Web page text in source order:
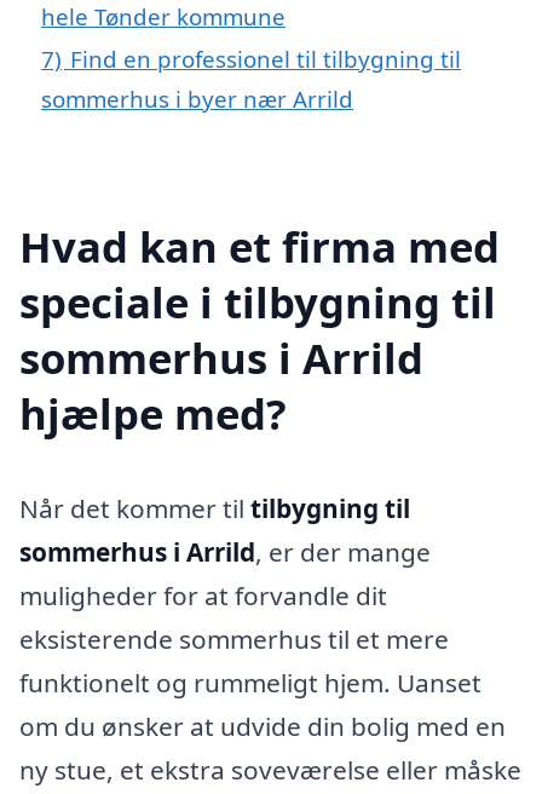
hele Tønder kommune
7) Find en professionel til tilbygning til
sommerhus i byer nær Arrild
Hvad kan et firma med
speciale i tilbygning til
sommerhus i Arrild
hjælpe med?
Når det kommer til tilbygning til
sommerhus i Arrild, er der mange
muligheder for at forvandle dit
eksisterende sommerhus til et mere
funktionelt og rummeligt hjem. Uanset
om du ønsker at udvide din bolig med en
ny stue, et ekstra soveværelse eller måske